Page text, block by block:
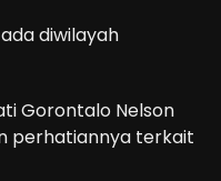
diwilayah
Gorontalo Nelson
perhatiannya terkait